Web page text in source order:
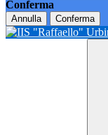
Conferma
Annulla Conferma